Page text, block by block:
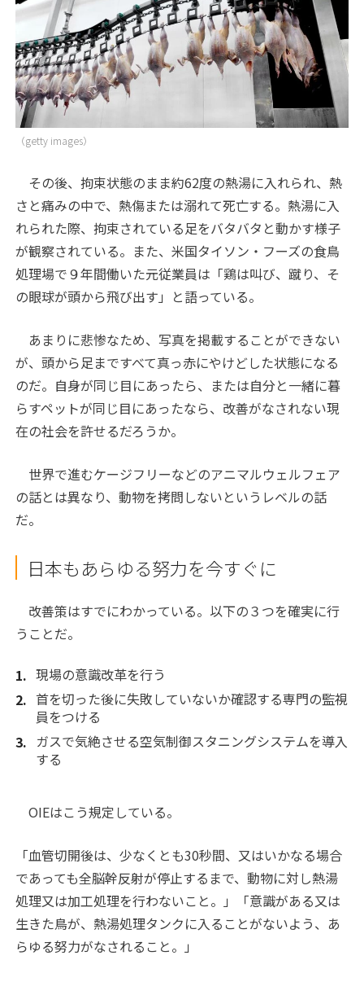
（getty images）
その後、拘束状態のまま約62度の熱湯に入れられ、熱
さと痛みの中で、熱傷または溺れて死亡する。熱湯に入
れられた際、拘束されている足をバタバタと動かす様子
が観察されている。また、米国タイソン・フーズの食鳥
処理場で９年間働いた元従業員は「鶏は叫び、蹴り、そ
の眼球が頭から飛び出す」と語っている。
あまりに悲惨なため、写真を掲載することができない
が、頭から足まですべて真っ赤にやけどした状態になる
のだ。自身が同じ目にあったら、または自分と一緒に暮
らすペットが同じ目にあったなら、改善がなされない現
在の社会を許せるだろうか。
世界で進むケージフリーなどのアニマルウェルフェア
の話とは異なり、動物を拷問しないというレベルの話
だ。
日本もあらゆる努力を今すぐに
改善策はすでにわかっている。以下の３つを確実に行
うことだ。
現場の意識改革を行う
首を切った後に失敗していないか確認する専門の監視
員をつける
ガスで気絶させる空気制御スタニングシステムを導入
する
OIEはこう規定している。
「血管切開後は、少なくとも30秒間、又はいかなる場合
であっても全脳幹反射が停止するまで、動物に対し熱湯
処理又は加工処理を行わないこと。」「意識がある又は
生きた鳥が、熱湯処理タンクに入ることがないよう、あ
らゆる努力がなされること。」